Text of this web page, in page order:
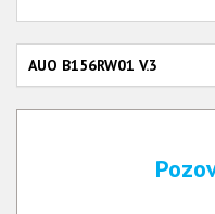
AUO B156RW01 V.3